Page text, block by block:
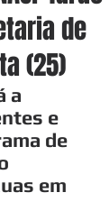
de
(25)
a
e
de
em